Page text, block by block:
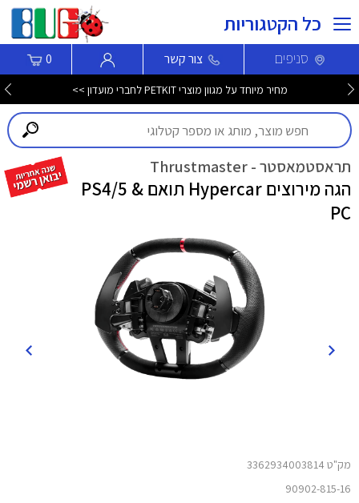
כל הקטגוריות
סניפים צור קשר 0
מחיר מיוחד על מגוון מוצרי PETKIT לחברי מועדון >>
תראסטמאסטר - Thrustmaster
הגה מירוצים Hypercar תואם PS4/5 &
PC
מק"ט 3362934003814
90902-815-16